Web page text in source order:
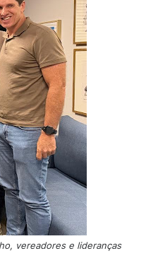
vereadores e lideranças